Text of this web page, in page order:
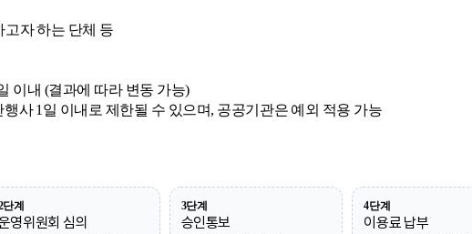
고자 하는 단체 등
이내 (결과에 따라 변동 가능)
사 1일 이내로 제한될 수 있으며, 공공기관은 예외 적용 가능
단계
영위원회 심의
3단계
승인통보
4단계
이용료 납부